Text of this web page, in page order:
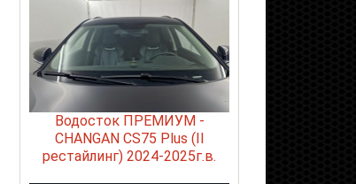
Водосток ПРЕМИУМ -
CHANGAN CS75 Plus (II
рестайлинг) 2024-2025г.в.